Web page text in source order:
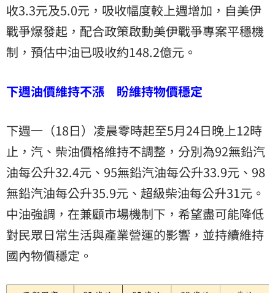
收3.3元及5.0元，吸收幅度較上週增加，自美伊
戰爭爆發起，配合政策啟動美伊戰爭專案平穩機
制，預估中油已吸收約148.2億元。
下週油價維持不漲 盼維持物價穩定
下週一（18日）凌晨零時起至5月24日晚上12時
止，汽、柴油價格維持不調整，分別為92無鉛汽
油每公升32.4元、95無鉛汽油每公升33.9元、98
無鉛汽油每公升35.9元、超級柴油每公升31元。
中油強調，在兼顧市場機制下，希望盡可能降低
對民眾日常生活與產業營運的影響，並持續維持
國內物價穩定。